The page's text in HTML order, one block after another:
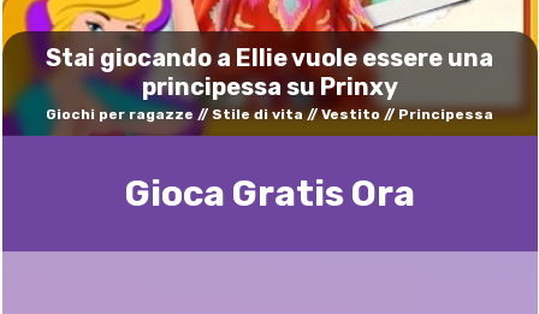
Stai giocando a Ellie vuole essere una
principessa su Prinxy
Giochi per ragazze Stile di vita Vestito Principessa
Gioca Gratis Ora